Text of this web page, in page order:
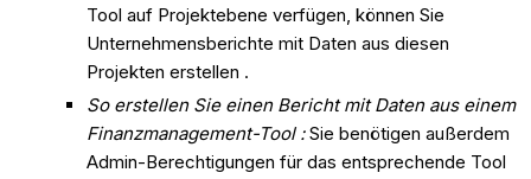
Tool auf Projektebene verfügen, können Sie
Unternehmensberichte mit Daten aus diesen
Projekten erstellen .
So erstellen Sie einen Bericht mit Daten aus einem
Finanzmanagement-Tool :Sie benötigen außerdem
Admin-Berechtigungen für das entsprechende Tool